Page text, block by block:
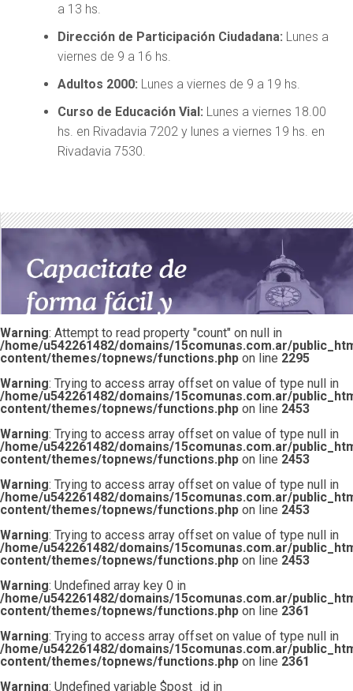
Warning: Attempt to read property "count" on null in
/home/u542261482/domains/15comunas.com.ar/
content/themes/topnews/functions.php on line 2295
Warning: Trying to access array offset on value of type null in
/home/u542261482/domains/15comunas.com.ar/
content/themes/topnews/functions.php on line 2453
Warning: Trying to access array offset on value of type null in
/home/u542261482/domains/15comunas.com.ar/
content/themes/topnews/functions.php on line 2453
Warning: Trying to access array offset on value of type null in
/home/u542261482/domains/15comunas.com.ar/
content/themes/topnews/functions.php on line 2453
Warning: Trying to access array offset on value of type null in
/home/u542261482/domains/15comunas.com.ar/
content/themes/topnews/functions.php on line 2453
Warning: Undefined array key 0 in
/home/u542261482/domains/15comunas.com.ar/
content/themes/topnews/functions.php on line 2361
Warning: Trying to access array offset on value of type null in
/home/u542261482/domains/15comunas.com.ar/
content/themes/topnews/functions.php on line 2361
Warning: Undefined variable $post_id in
a 13 hs.
Dirección de Participación Ciudadana: Lunes a
viernes de 9 a 16 hs.
Adultos 2000: Lunes a viernes de 9 a 19 hs.
Curso de Educación Vial: Lunes a viernes 18.00
hs. en Rivadavia 7202 y lunes a viernes 19 hs. en
Rivadavia 7530.
Un sitio de noticias sobre la Ciudad de Buenos Aires. Una experiencia
comunicación que tiene como objetivo contar “las noticias de tu
barrio”. Un espacio virtual donde cada vecino podrá plasmar la
realidad de su comuna y estar siempre informado. Política, economía y
cultura de una Ciudad en permanente movimiento.